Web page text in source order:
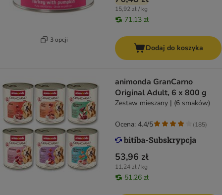
3 opcji
15,92 zł / kg
71,13 zł
Dodaj do koszyka
animonda GranCarno
Original Adult, 6 x 800 g
Zestaw mieszany | (6 smaków)
53,96 zł
11,24 zł / kg
51,26 zł
Ocena: 4.4/5 (185)